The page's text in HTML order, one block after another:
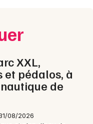
XXL,
et pédalos, à
de
08/2026